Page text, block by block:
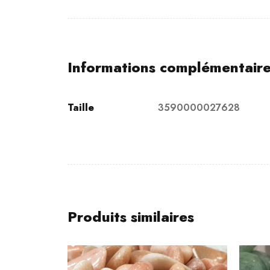
Informations
Taille 3590000027628
Produits similaires